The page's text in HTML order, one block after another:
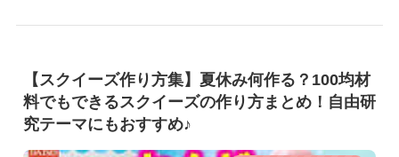
【スクイーズ作り方集】夏休み何作る？100均材
料でもできるスクイーズの作り方まとめ！自由研
究テーマにもおすすめ♪